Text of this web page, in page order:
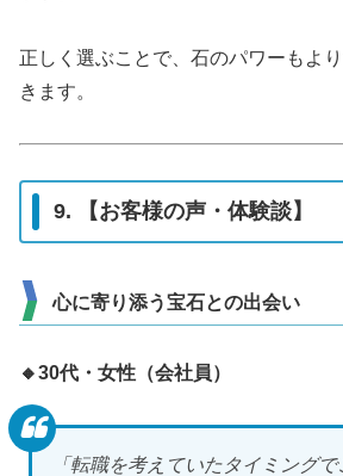
正しく選ぶことで、石のパワーもよ
きます。
9. 【お客様の声・体験談】
心に寄り添う宝石との出会い
🔸30代・女性（会社員）
「転職を考えていたタイミング